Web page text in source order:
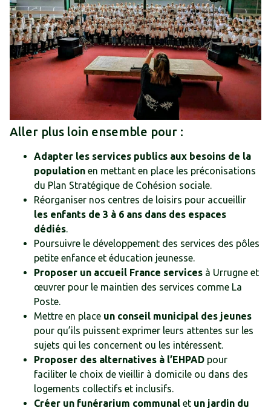
Aller plus loin ensemble pour :
Adapter les services publics aux besoins de la
population en mettant en place les préconisations
du Plan Stratégique de Cohésion sociale.
Réorganiser nos centres de loisirs pour accueillir
les enfants de 3 à 6 ans dans des espaces
dédiés.
Poursuivre le développement des services des pôles
petite enfance et éducation jeunesse.
Proposer un accueil France services à Urrugne et
œuvrer pour le maintien des services comme La
Poste.
Mettre en place un conseil municipal des jeunes
pour qu’ils puissent exprimer leurs attentes sur les
sujets qui les concernent ou les intéressent.
Proposer des alternatives à l’EHPAD pour
faciliter le choix de vieillir à domicile ou dans des
logements collectifs et inclusifs.
Créer un funérarium communal et un jardin du